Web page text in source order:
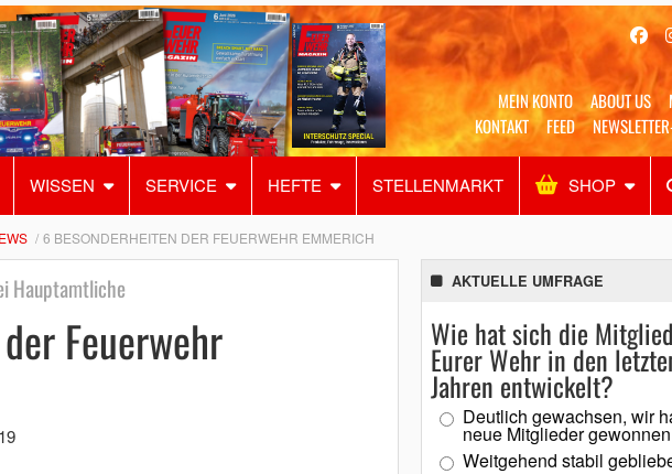
MEIN KONTO ABOUT US
KONTAKT
FEED
WISSEN SERVICE HEFTE STELLENMARKT SHOP
Alles Shop
6 BESONDERHEITEN DER FEUERWEHR EMMERICH
Hauptamtliche
Feuerwehr
AKTUELLE UMFRAGE
Wie hat sich die
Eurer Wehr in den
Jahren entwickelt?
Deutlich gewachsen, wir
neue Mitglieder gewonnen
Weitgehend stabil